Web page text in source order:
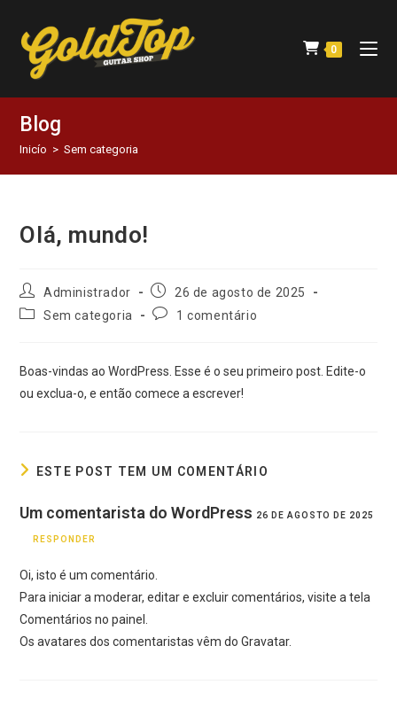
0
Blog
Inicío > Sem categoria
Olá, mundo!
Administrador
26 de agosto de 2025
Sem categoria
1 comentário
Boas-vindas ao WordPress. Esse é o seu primeiro post. Edite-o
ou exclua-o, e então comece a escrever!
ESTE POST TEM UM COMENTÁRIO
Um comentarista do WordPress 26 DE AGOSTO DE 2025
RESPONDER
Oi, isto é um comentário.
Para iniciar a moderar, editar e excluir comentários, visite a tela
Comentários no painel.
Os avatares dos comentaristas vêm doGravatar.